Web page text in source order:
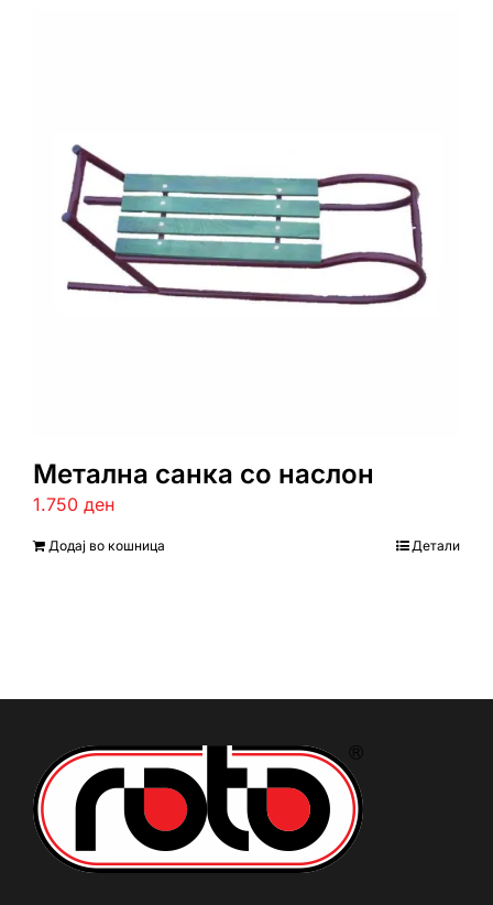
Метална санка со наслон
1.750 ден
Додај во кошница Детали